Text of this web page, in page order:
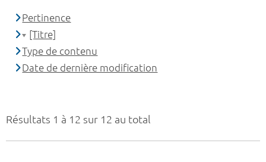
Résultats 1 à 12 sur 12 au total
Pertinence
[Titre]
Type de contenu
Date de dernière modification